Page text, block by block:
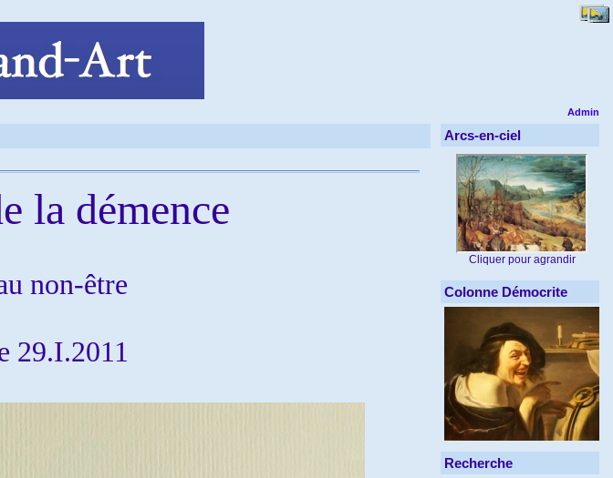
Admin
la démence
non-être
29.I.2011
Arcs-en-ciel
Cliquer pour agrandir
Colonne Démocrite
Recherche